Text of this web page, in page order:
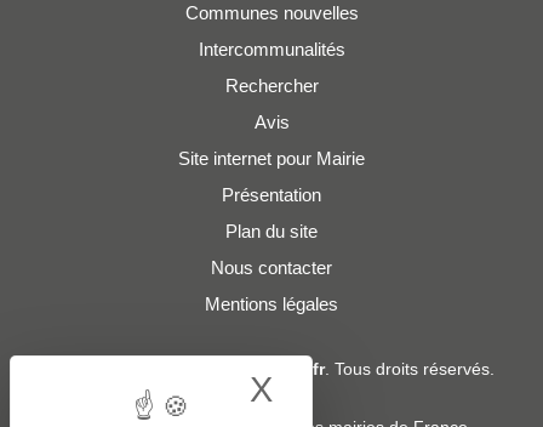
Communes nouvelles
Intercommunalités
Rechercher
Avis
Site internet pour Mairie
Présentation
Plan du site
Nous contacter
Mentions légales
Adresses-Mairies.fr. Tous droits réservés.
Services :
X